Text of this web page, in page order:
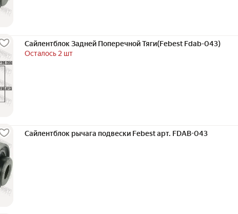
Сайлентблок Задней Поперечной Тяги(Febest Fdab-043)
Осталось 2 шт
Сайлентблок рычага подвески Febest арт. FDAB-043